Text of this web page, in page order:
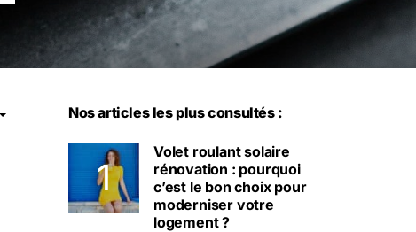
Nos articles les plus consultés :
Volet roulant solaire
rénovation : pourquoi
c’est le bon choix pour
moderniser votre
logement ?